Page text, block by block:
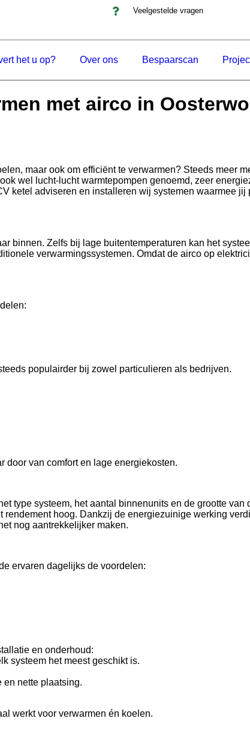
Veelgestelde vragen
het u op? Over ons Bespaarscan
met airco in
maar ook om efficiënt te verwarmen? Steeds meer
wel lucht-lucht warmtepompen genoemd, zeer
ketel adviseren en installeren wij systemen waarmee jij
binnen. Zelfs bij lage buitentemperaturen kan het
verwarmingssystemen. Omdat de airco op
populairder bij zowel particulieren als bedrijven.
door van comfort en lage energiekosten.
type systeem, het aantal binnenunits en de grootte van
hoog. Dankzij de energiezuinige werking
nog aantrekkelijker maken.
ervaren dagelijks de voordelen:
en onderhoud:
systeem het meest geschikt is.
en nette plaatsing.
werkt voor verwarmen én koelen.